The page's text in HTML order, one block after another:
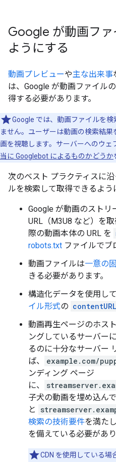
Google が動画フ
ようにする
動画プレビューや主な出来事
は、Google が動画ファイル
得する必要があります。
Google では、動画ファイルを
ません。ユーザーは動画の検索結
画を視聴します。サーバーへのウ
当に Googlebot によるものかどうか
次のベスト プラクティスに
ルを検索して取得できるよう
Google が動画のストリ
URL（M3U8 など）を
際の動画本体の URL を
robots.txt ファイルでブ
動画ファイルは一意の
きる必要があります。
構造化データを使用して
イル形式の contentURL
動画再生ページのホス
ングしているサーバー
るのに十分なサーバー
ば、
example.com/
ンディング ページ
に、
子犬の動画を埋め込んで
と
検索の技術要件を満たし
を備えている必要があり
CDN を使用している場